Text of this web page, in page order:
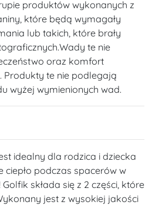
produktów wykonanych z
które będą wymagały
lub takich, które brały
te nie
oraz komfort
Produkty te nie podlegają
wyżej wymienionych wad.
idealny dla rodzica i dziecka
ciepło podczas spacerów w
składa się z 2 części, które
jest z wysokiej jakości